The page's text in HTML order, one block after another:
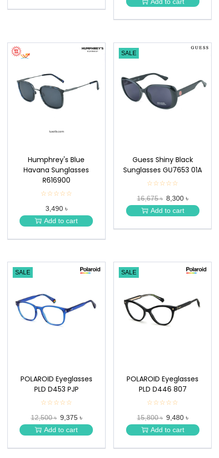
★
Humphrey's Blue
Havana Sunglasses
R616900
☆☆☆☆☆
★
★
★
★
3,490 ৳
Add to cart
SALE
Guess Shiny Black
Sunglasses GU7653 01A
☆☆☆☆☆
★
★
★
★
16,675 ৳ 8,300 ৳
Add to cart
SALE
POLAROID Eyeglasses
PLD D453 PJP
☆☆☆☆☆
★
★
★
★
12,500 ৳ 9,375 ৳
Add to cart
SALE
POLAROID Eyeglasses
PLD D446 807
☆☆☆☆☆
★
★
★
★
15,800 ৳ 9,480 ৳
Add to cart